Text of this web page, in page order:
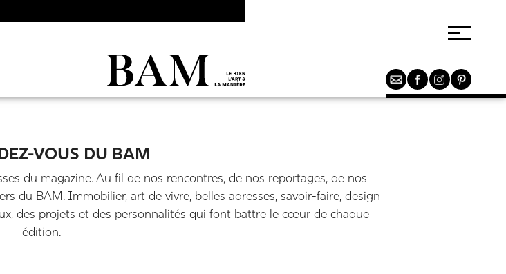
VOUS DU BAM
du magazine. Au fil de nos rencontres, de nos reportages, de nos
du BAM. Immobilier, art de vivre, belles adresses, savoir-faire, design
des projets et des personnalités qui font battre le cœur de chaque
édition.